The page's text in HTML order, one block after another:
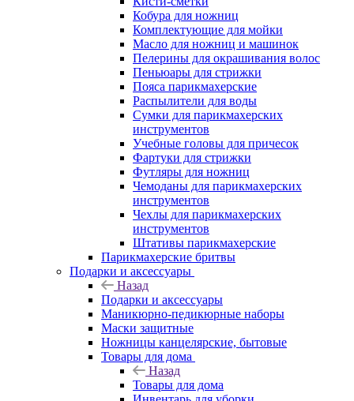
Кобура для ножниц
Комплектующие для мойки
Масло для ножниц и машинок
Пелерины для окрашивания волос
Пеньюары для стрижки
Пояса парикмахерские
Распылители для воды
Сумки для парикмахерских
инструментов
Учебные головы для причесок
Фартуки для стрижки
Футляры для ножниц
Чемоданы для парикмахерских
инструментов
Чехлы для парикмахерских
инструментов
Штативы парикмахерские
Парикмахерские бритвы
Подарки и аксессуары
Назад
Подарки и аксессуары
Маникюрно-педикюрные наборы
Маски защитные
Ножницы канцелярские, бытовые
Товары для дома
Назад
Товары для дома